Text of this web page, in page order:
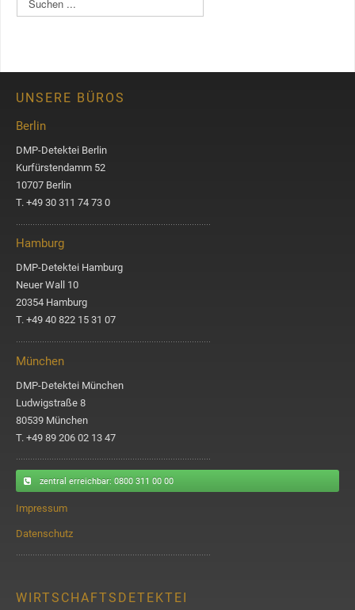
u
UNSERE BÜROS
Berlin
DMP-Detektei Berlin
Kurfürstendamm 52
10707 Berlin
T. +49 30 311 74 73 0
Hamburg
DMP-Detektei Hamburg
Neuer Wall 10
20354 Hamburg
T. +49 40 822 15 31 07
München
DMP-Detektei München
Ludwigstraße 8
80539 München
T. +49 89 206 02 13 47
zentral erreichbar: 0800 311 00 00
Impressum
Datenschutz
WIRTSCHAFTSDETEKTEI